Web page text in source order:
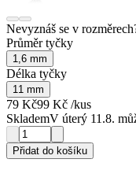
Nevyznáš se v
Průměr tyčky
1,6 mm
Délka tyčky
11 mm
79 Kč99 Kč /kus
SklademV úterý 11.8.
Přidat do košíku